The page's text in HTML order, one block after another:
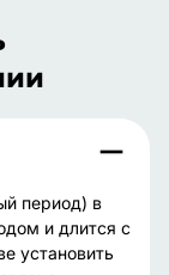
период) в
и длится с
установить